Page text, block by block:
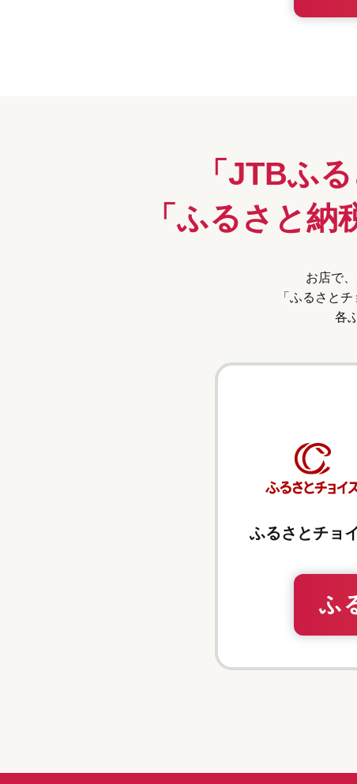
「JTBふ
「ふるさと
お店で
「ふるさと
各
ふるさとチョ
ふ